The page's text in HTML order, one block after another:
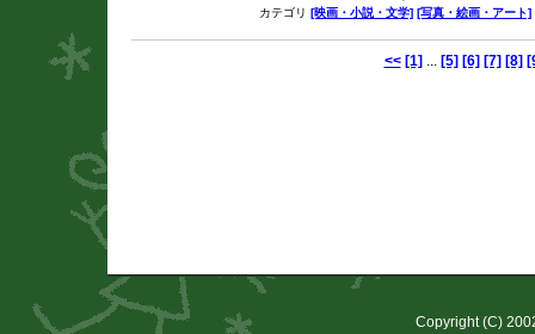
カテゴリ [映画・小説・文学] [写真・絵画・アート]
<< [1] ... [5] [6] [7] [8]
Copyright (C)